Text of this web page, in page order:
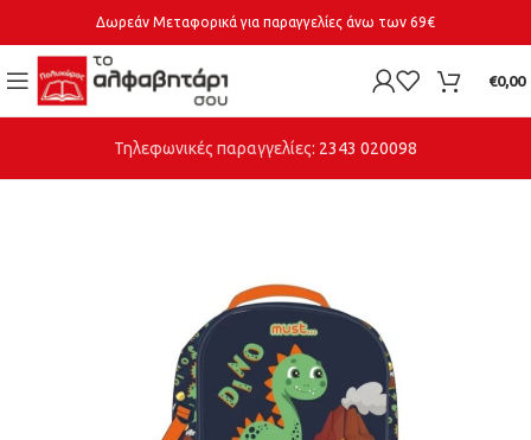
Δωρεάν Μεταφορικά για παραγγελίες άνω των 69€
€0,00
Τηλεφωνικές παραγγελίες: 2343 020098